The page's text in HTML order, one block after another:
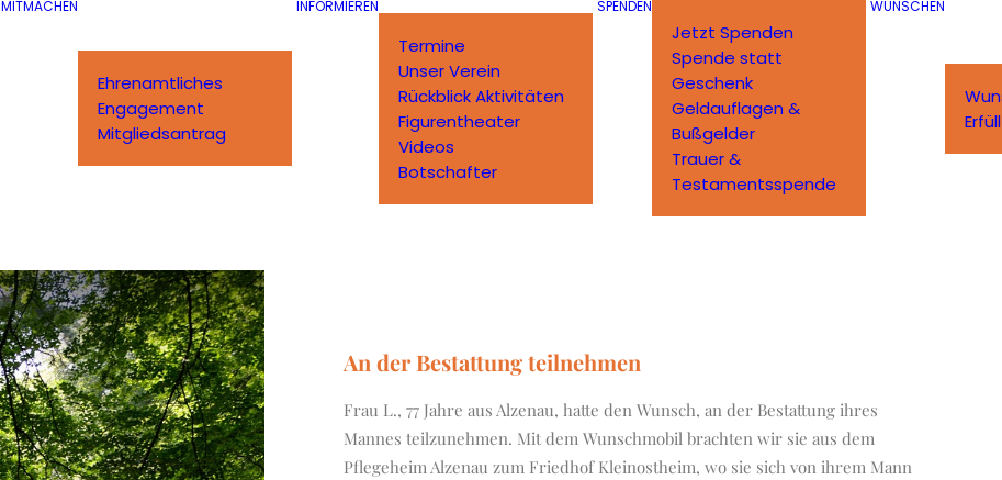
MITMACHEN
Ehrenamtliches
Engagement
Mitgliedsantrag
INFORMIEREN
Termine
Unser Verein
Rückblick Aktivitäten
Figurentheater
Videos
Botschafter
SPENDEN
Jetzt Spenden
Spende statt
Geschenk
Geldauflagen &
Bußgelder
Trauer &
Testamentsspende
WÜNSCHEN
An der Bestattung teilnehmen
Frau L., 77 Jahre aus Alzenau, hatte den Wunsch, an der Bestattung ihres
Mannes teilzunehmen. Mit dem Wunschmobil brachten wir sie aus dem
Pflegeheim Alzenau zum Friedhof Kleinostheim, wo sie sich von ihrem Mann